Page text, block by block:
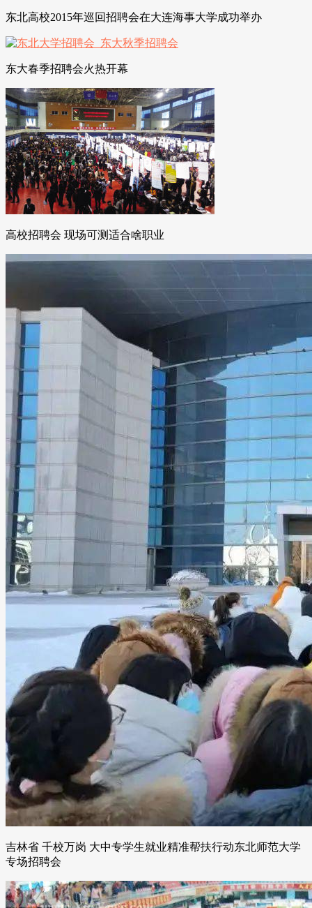
东北高校2015年巡回招聘会在大连海事大学成功举办
东大春季招聘会火热开幕
高校招聘会 现场可测适合啥职业
吉林省 千校万岗 大中专学生就业精准帮扶行动东北师范大学
专场招聘会